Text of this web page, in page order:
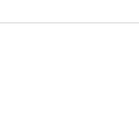
Ingrediente
Ingrediente